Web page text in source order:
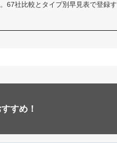
67社比較とタイプ別早見表で登録す
すめ！